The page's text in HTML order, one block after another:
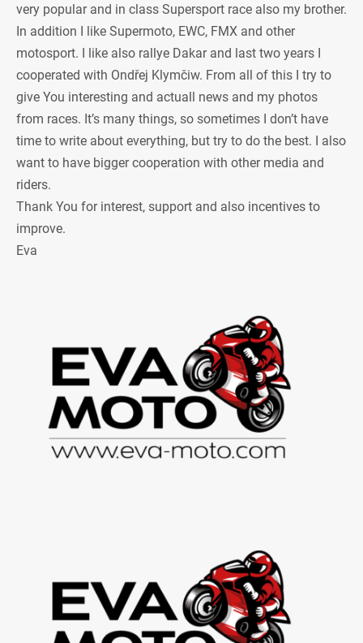
very popular and in class Supersport race also my brother.
In addition I like Supermoto, EWC, FMX and other
motosport. I like also rallye Dakar and last two years I
cooperated with Ondřej Klymčiw. From all of this I try to
give You interesting and actuall news and my photos
from races. It’s many things, so sometimes I don’t have
time to write about everything, but try to do the best. I also
want to have bigger cooperation with other media and
riders.
Thank You for interest, support and also incentives to
improve.
Eva